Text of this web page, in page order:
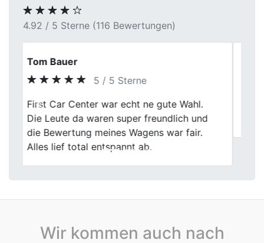
4.92 / 5 Sterne (116 Bewertungen)
Ralf Steiner
5 / 5 Sterne
Supi gelaufen, sind echt sehr zufrieden,
gerne wieder.
Wir kommen auch nach
Autoankauf in Baden-Württemberg